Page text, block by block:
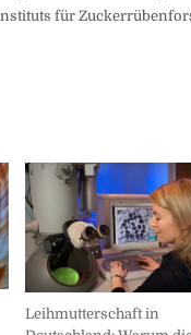
für
Leihmutterschaft in